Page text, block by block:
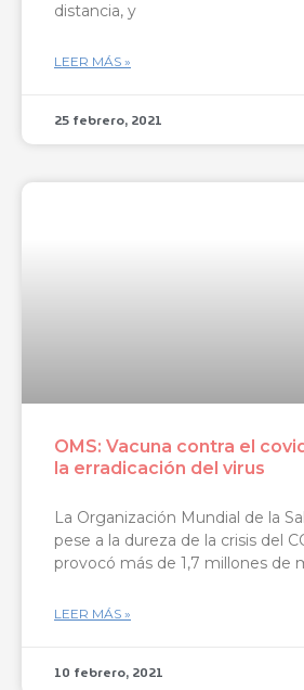
distancia, y
LEER MÁS »
25 febrero, 2021
OMS: Vacuna contra el
la erradicación del virus
La Organización Mundial de la
pese a la dureza de la crisis del
provocó más de 1,7 millones de
LEER MÁS »
10 febrero, 2021